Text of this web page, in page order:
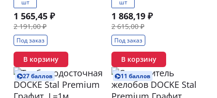
шт
1 565,45 ₽
2 191,00 ₽
Под заказ
В корзину
шт
1 868,19 ₽
2 615,00 ₽
Под заказ
В корзину
27 баллов 11 баллов